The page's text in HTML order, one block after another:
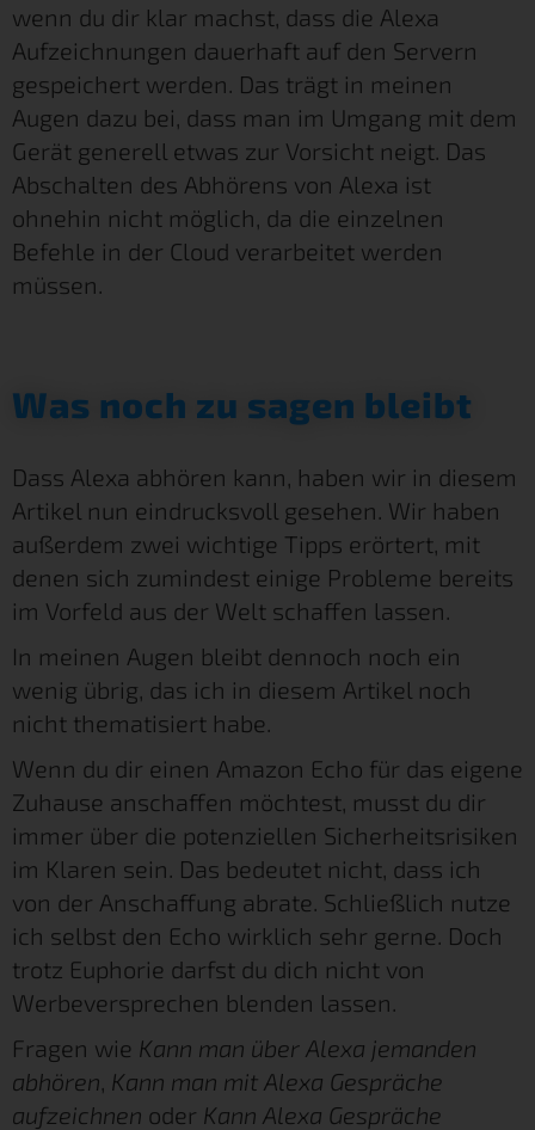
wenn du dir klar machst, dass die Alexa
Aufzeichnungen dauerhaft auf den Servern
gespeichert werden. Das trägt in meinen
Augen dazu bei, dass man im Umgang mit dem
Gerät generell etwas zur Vorsicht neigt. Das
Abschalten des Abhörens von Alexa ist
ohnehin nicht möglich, da die einzelnen
Befehle in der Cloud verarbeitet werden
müssen.
Was noch zu sagen bleibt
Dass Alexa abhören kann, haben wir in diesem
Artikel nun eindrucksvoll gesehen. Wir haben
außerdem zwei wichtige Tipps erörtert, mit
denen sich zumindest einige Probleme bereits
im Vorfeld aus der Welt schaffen lassen.
In meinen Augen bleibt dennoch noch ein
wenig übrig, das ich in diesem Artikel noch
nicht thematisiert habe.
Wenn du dir einen Amazon Echo für das eigene
Zuhause anschaffen möchtest, musst du dir
immer über die potenziellen Sicherheitsrisiken
im Klaren sein. Das bedeutet nicht, dass ich
von der Anschaffung abrate. Schließlich nutze
ich selbst den Echo wirklich sehr gerne. Doch
trotz Euphorie darfst du dich nicht von
Werbeversprechen blenden lassen.
Fragen wie Kann man über Alexa jemanden
abhören Kann man mit Alexa Gespräche
aufzeichnen oder Kann Alexa Gespräche